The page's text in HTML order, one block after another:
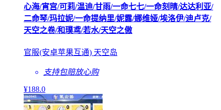
心海/宵宫/可莉/温迪/甘雨/一命七七/一命刻晴/达达利亚/
二命琴/玛拉妮/一命提纳里/妮露/娜维娅/埃洛伊/迪卢克/
天空之卷/和璞鸢/若水/天空之傲
官服(安卓苹果互通) 天空岛
支持包赔放心购
¥188.0